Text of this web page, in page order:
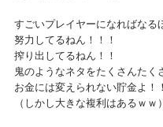
すごいプレイヤーになればなる
努力してるねん！！！
搾り出してるねん！！
鬼のようなネタをたくさんたく
お金には変えられない貯金よ！！
（しかし大きな複利はあるｗｗ）